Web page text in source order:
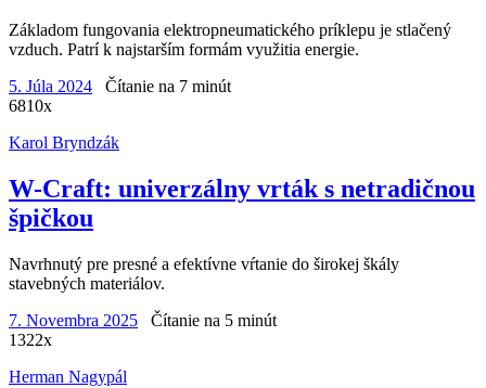
Základom fungovania elektropneumatického príklepu je stlačený
vzduch. Patrí k najstarším formám využitia energie.
5. Júla 2024
Čítanie na 7 minút
6810x
Karol Bryndzák
W-Craft: univerzálny vrták s netradičnou
špičkou
Navrhnutý pre presné a efektívne vŕtanie do širokej škály
stavebných materiálov.
7. Novembra 2025
Čítanie na 5 minút
1322x
Herman Nagypál